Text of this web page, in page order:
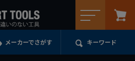
メーカーでさがす キーワード